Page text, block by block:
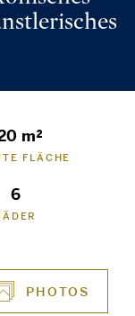
m²
FLÄCHE
6
PHOTOS